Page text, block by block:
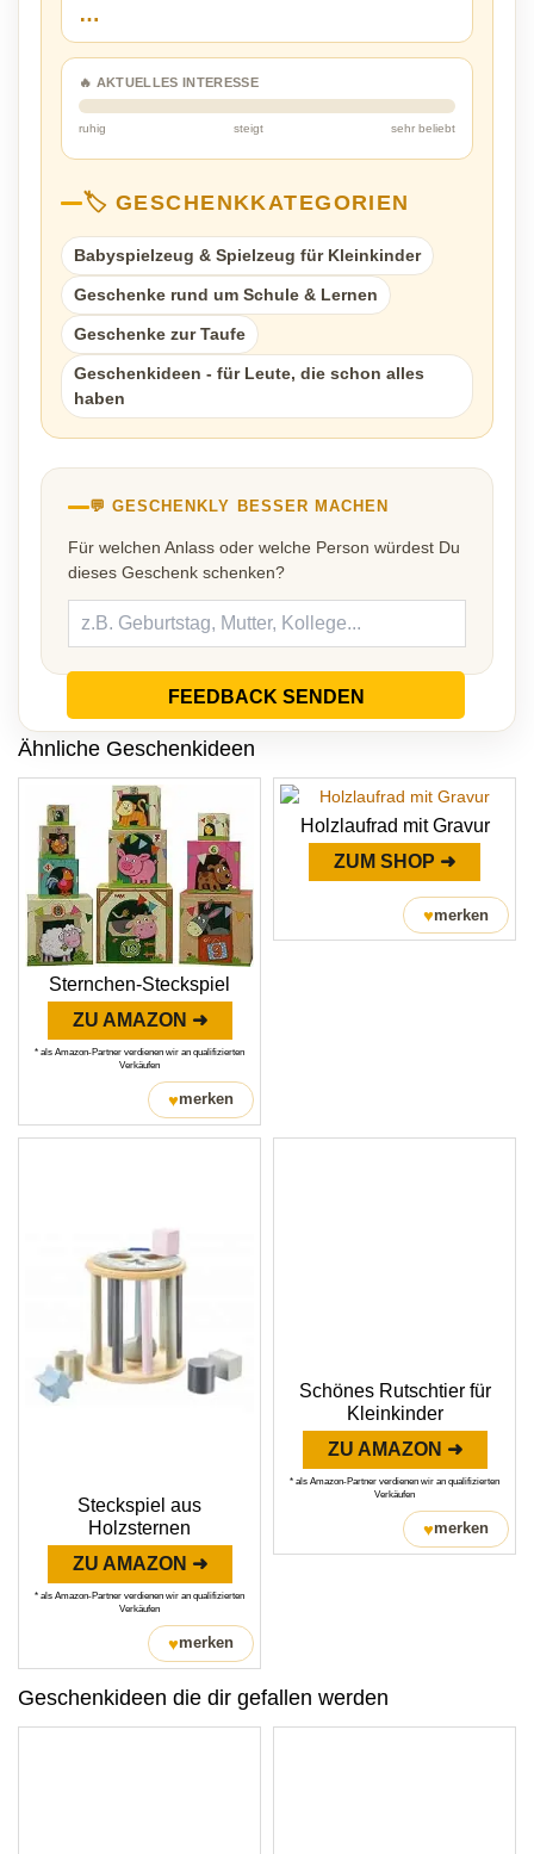
…
🔥 AKTUELLES INTERESSE
ruhig steigt sehr beliebt
🏷️ GESCHENKKATEGORIEN
Babyspielzeug & Spielzeug für Kleinkinder
Geschenke rund um Schule & Lernen
Geschenke zur Taufe
Geschenkideen - für Leute, die schon alles
haben
💬 GESCHENKLY BESSER MACHEN
Für welchen Anlass oder welche Person würdest Du
dieses Geschenk schenken?
FEEDBACK SENDEN
Ähnliche Geschenkideen
Sternchen-Steckspiel
ZU AMAZON ➜
* als Amazon-Partner verdienen wir an qualifizierten
Verkäufen
♥merken
Holzlaufrad mit Gravur
ZUM SHOP ➜
♥merken
Steckspiel aus
Holzsternen
ZU AMAZON ➜
* als Amazon-Partner verdienen wir an qualifizierten
Verkäufen
♥merken
Schönes Rutschtier für
Kleinkinder
ZU AMAZON ➜
* als Amazon-Partner verdienen wir an qualifizierten
Verkäufen
♥merken
Geschenkideen die dir gefallen werden